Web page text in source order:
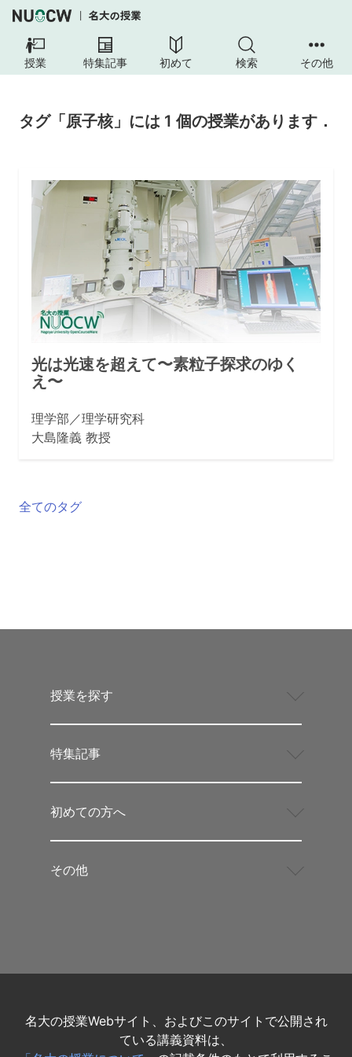
授業 特集記事 初めて 検索 その他
タグ「原子核」には 1 個の授業があります．
光は光速を超えて〜素粒子探求のゆく
え〜
理学部／理学研究科
大島隆義 教授
全てのタグ
授業を探す
特集記事
初めての方へ
その他
名大の授業Webサイト、およびこのサイトで公開され
ている講義資料は、